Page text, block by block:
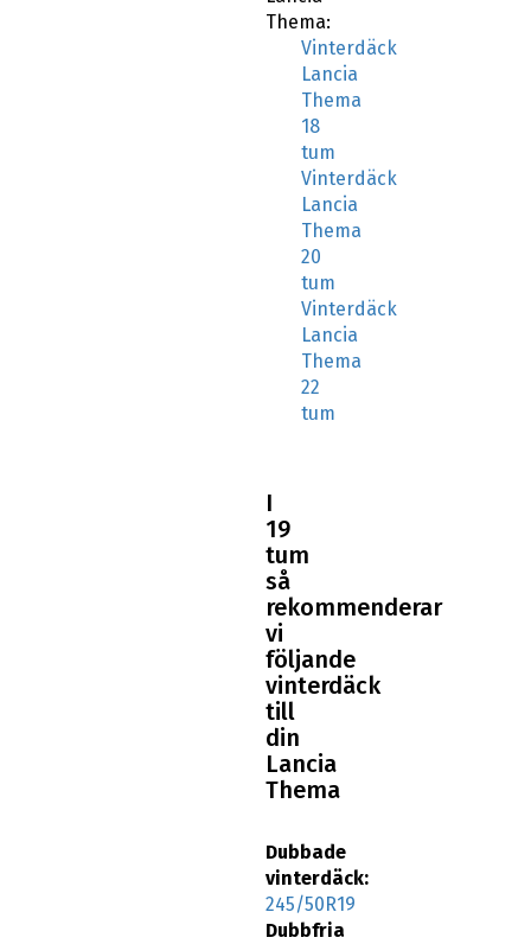
Thema:
Vinterdäck
Lancia
Thema
18
tum
Vinterdäck
Lancia
Thema
20
tum
Vinterdäck
Lancia
Thema
22
tum
I
19
tum
så
rekommenderar
vi
följande
vinterdäck
till
din
Lancia
Thema
Dubbade
vinterdäck:
245/50R19
Dubbfria